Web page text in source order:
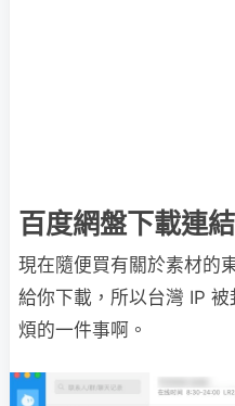
百度網盤下載連
現在隨便買有關於素材的
給你下載，所以台灣 IP
煩的一件事啊。